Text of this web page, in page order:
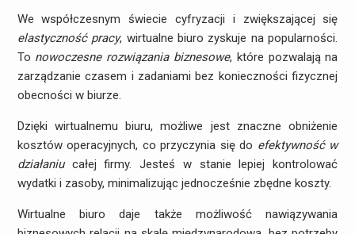
We współczesnym świecie cyfryzacji i zwiększającej się
elastyczność pracy, wirtualne biuro zyskuje na popularności.
To nowoczesne rozwiązania biznesowe, które pozwalają na
zarządzanie czasem i zadaniami bez konieczności fizycznej
obecności w biurze.
Dzięki wirtualnemu biuru, możliwe jest znaczne obniżenie
kosztów operacyjnych, co przyczynia się do efektywność w
działaniucałej firmy. Jesteś w stanie lepiej kontrolować
wydatki i zasoby, minimalizując jednocześnie zbędne koszty.
Wirtualne biuro daje także możliwość nawiązywania